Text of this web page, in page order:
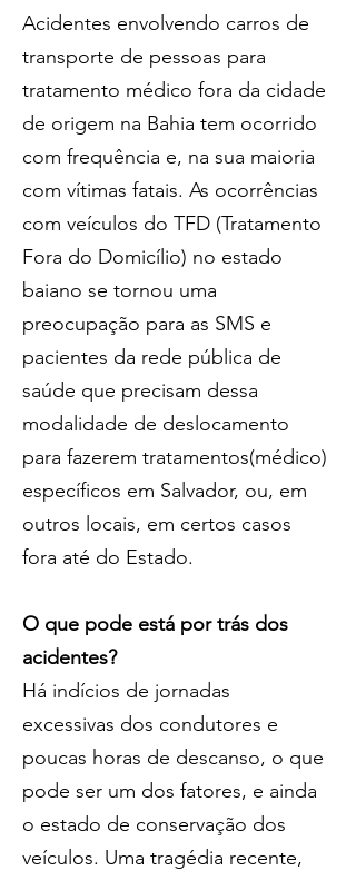
Acidentes envolvendo carros de
transporte de pessoas para
tratamento médico fora da cidade
de origem na Bahia tem ocorrido
com frequência e, na sua maioria
com vítimas fatais. As ocorrências
com veículos do TFD (Tratamento
Fora do Domicílio) no estado
baiano se tornou uma
preocupação para as SMS e
pacientes da rede pública de
saúde que precisam dessa
modalidade de deslocamento
para fazerem tratamentos(médico)
específicos em Salvador, ou, em
outros locais, em certos casos
fora até do Estado.
O que pode está por trás dos
acidentes?
Há indícios de jornadas
excessivas dos condutores e
poucas horas de descanso, o que
pode ser um dos fatores, e ainda
o estado de conservação dos
veículos. Uma tragédia recente,